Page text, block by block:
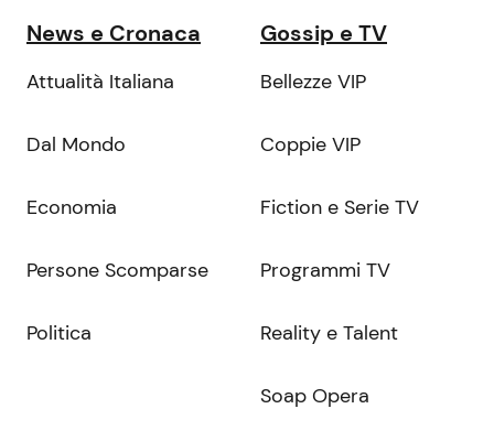
News e Cronaca
Attualità Italiana
Dal Mondo
Economia
Persone Scomparse
Politica
Gossip e TV
Bellezze VIP
Coppie VIP
Fiction e Serie TV
Programmi TV
Reality e Talent
Soap Opera